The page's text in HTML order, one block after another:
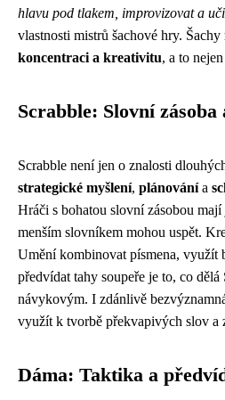
hlavu pod tlakem, improvizovat a
vlastnosti mistrů šachové hry.
koncentraci a kreativitu, a to
Scrabble: Slovní
Scrabble není jen o znalosti
strategické myšlení, plánovánía
Hráči s bohatou slovní zásobou
menším slovníkem mohou uspět.
Umění kombinovat písmena, využít
předvídat tahy soupeře je to, co dělá
návykovým. I zdánlivě
využít k tvorbě překvapivých slov a
Dáma: Taktika a